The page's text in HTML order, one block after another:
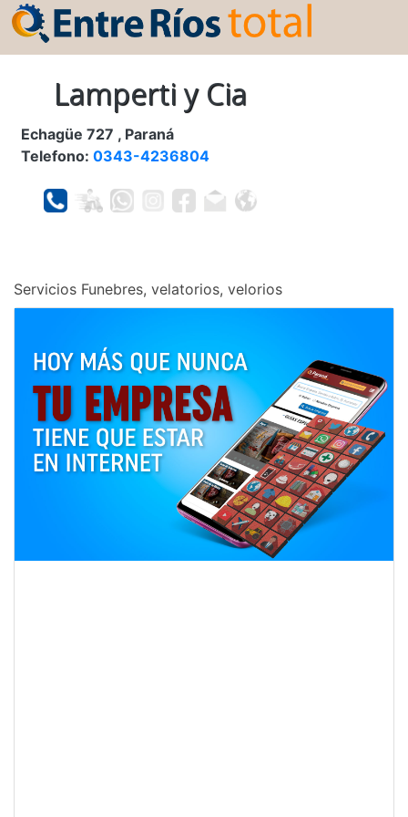
Lamperti y Cia
Echagüe 727 , Paraná
Telefono: 0343-4236804
Servicios Funebres, velatorios, velorios